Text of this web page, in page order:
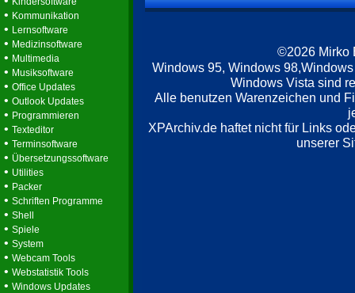
• Kommunikation
• Lernsoftware
• Medizinsoftware
• Multimedia
• Musiksoftware
• Office Updates
• Outlook Updates
• Programmieren
• Texteditor
• Terminsoftware
• Übersetzungssoftware
• Utilities
• Packer
• Schriften Programme
• Shell
• Spiele
• System
• Webcam Tools
• Webstatistik Tools
• Windows Updates
©2026 Mirko
Windows 95, Windows
Windows Vista sind
Alle benutzen Warenzeichen und
XPArchiv.de haftet nicht für Links
unserer